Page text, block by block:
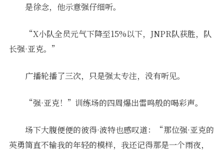
是徐念，他示意强仔细听。
“X小队全员元气下降至15%以下，JNPR队获胜，队
长强·亚克。”
广播轮播了三次，只是强太专注，没有听见。
“强·亚克！”训练场的四周爆出雷鸣般的喝彩声。
场下大腹便便的彼得·波特也感叹道：“那位强·亚克的
英勇简直不输我的年轻的模样，我还记得那是一个雨夜，